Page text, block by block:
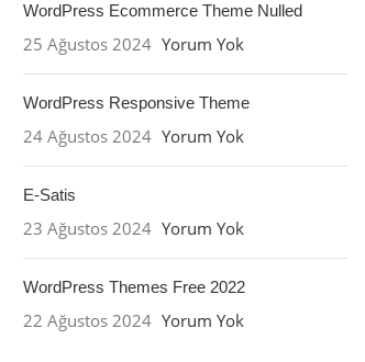
WordPress Ecommerce Theme Nulled
25 Ağustos 2024 Yorum Yok
WordPress Responsive Theme
24 Ağustos 2024 Yorum Yok
E-Satis
23 Ağustos 2024 Yorum Yok
WordPress Themes Free 2022
22 Ağustos 2024 Yorum Yok